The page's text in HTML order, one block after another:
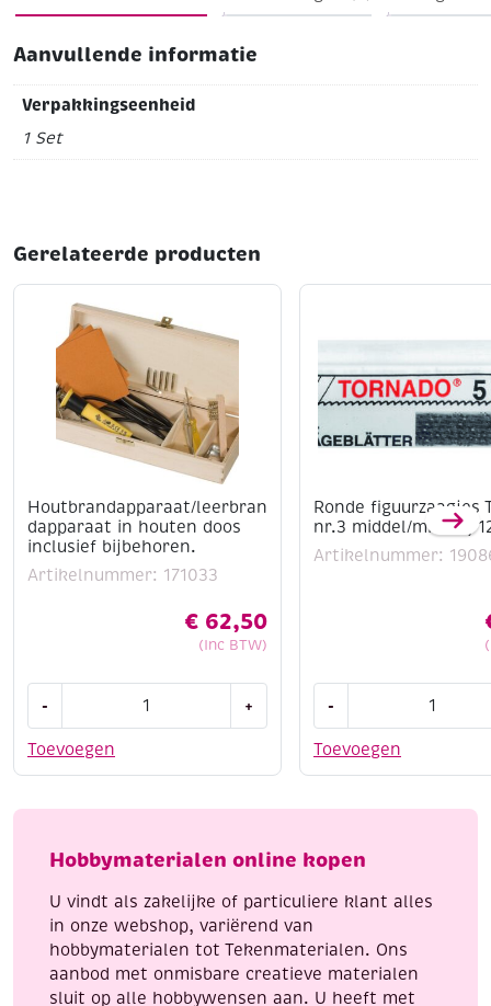
Aanvullende informatie
Verpakkingseenheid
1 Set
Gerelateerde producten
Houtbrandapparaat/leerbran
dapparaat in houten doos
inclusief bijbehoren.
Artikelnummer: 171033
€ 62,50
(Inc BTW)
Toevoegen
-
houten
bijbehoren.
+
Ronde figuurzaagjes
nr.3 middel/middel,
Artikelnummer:
Toevoegen
-
Tornado
12
aantal
Hobbymaterialen online kopen
U vindt als zakelijke of particuliere klant alles
in onze webshop, variërend van
hobbymaterialen tot Tekenmaterialen. Ons
aanbod met onmisbare creatieve materialen
sluit op alle hobbywensen aan. U heeft met